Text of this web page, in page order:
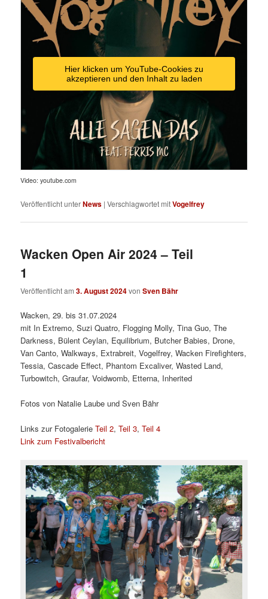
Hier klicken um YouTube-Cookies zu
akzeptieren und den Inhalt zu laden
Video: youtube.com
Veröffentlicht unterNews |Verschlagwortet mitVogelfrey
Wacken Open Air 2024 – Teil
1
Veröffentlicht am3. August 2024vonSven Bähr
Wacken, 29. bis 31.07.2024
mit In Extremo, Suzi Quatro, Flogging Molly, Tina Guo, The
Darkness, Bülent Ceylan, Equilibrium, Butcher Babies, Drone,
Van Canto, Walkways, Extrabreit, Vogelfrey, Wacken Firefighters,
Tessia, Cascade Effect, Phantom Excaliver, Wasted Land,
Turbowitch, Graufar, Voidwomb, Etterna, Inherited
Fotos von Natalie Laube und Sven Bähr
Links zur FotogalerieTeil 2,Teil 3,Teil 4
Link zum Festivalbericht